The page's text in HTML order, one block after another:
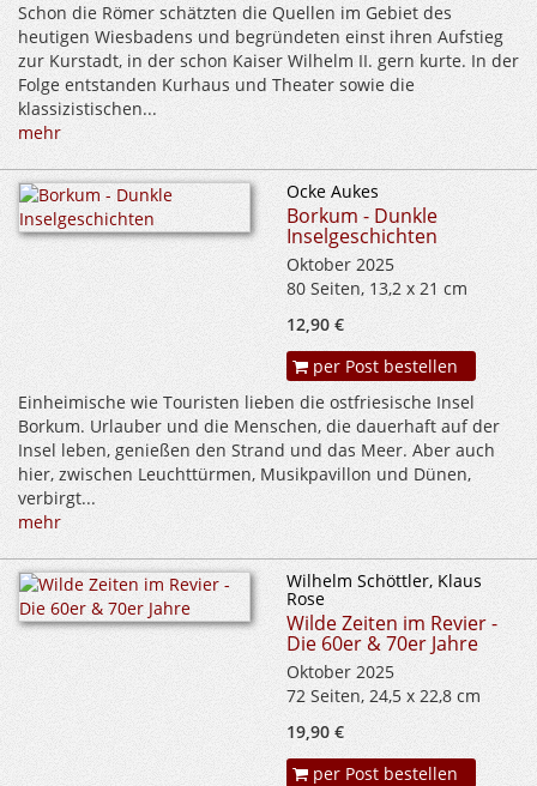
Schon die Römer schätzten die Quellen im Gebiet des
heutigen Wiesbadens und begründeten einst ihren Aufstieg
zur Kurstadt, in der schon Kaiser Wilhelm II. gern kurte. In der
Folge entstanden Kurhaus und Theater sowie die
klassizistischen...
mehr
Ocke Aukes
Borkum - Dunkle
Inselgeschichten
Oktober 2025
80 Seiten, 13,2 x 21 cm
12,90 €
per Post bestellen
Einheimische wie Touristen lieben die ostfriesische Insel
Borkum. Urlauber und die Menschen, die dauerhaft auf der
Insel leben, genießen den Strand und das Meer. Aber auch
hier, zwischen Leuchttürmen, Musikpavillon und Dünen,
verbirgt...
mehr
Wilhelm Schöttler, Klaus
Rose
Wilde Zeiten im Revier -
Die 60er & 70er Jahre
Oktober 2025
72 Seiten, 24,5 x 22,8 cm
19,90 €
per Post bestellen